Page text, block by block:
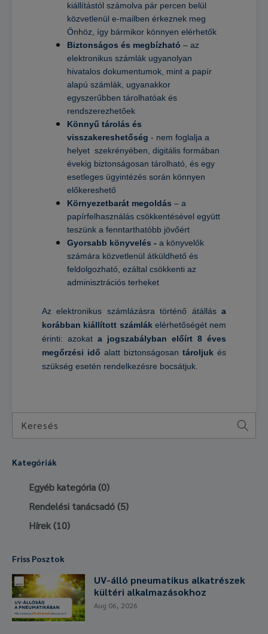
kiállítástól számolva pár percen belül
közvetlenül e-mailben érkeznek meg
Önhöz, így bármikor könnyen elérhetők
Biztonságos és megbízható – az
elektronikus számlák ugyanolyan
hivatalos dokumentumok, mint a papír
alapú számlák, ugyanakkor
egyszerűbben tárolhatóak és
rendszerezhetőek
Könnyű tárolás és
visszakereshetőség - nem foglalja a
helyet szekrényében, digitális formában
évekig biztonságosan tárolható, és egy
esetleges ügyintézés során könnyen
előkereshető
Környezetbarát megoldás – a
papírfelhasználás csökkentésével együtt
teszünk a fenntarthatóbb jövőért
Gyorsabb könyvelés - a könyvelők
számára közvetlenül átküldhető és
feldolgozható, ezáltal csökkenti az
adminisztrációs terheket
Az elektronikus számlázásra történő átállás a
korábban kiállított számlákelérhetőségét nem
érinti: azokat a jogszabályban előírt 8 éves
megőrzési idő alatt biztonságosan tároljuk és
szükség esetén rendelkezésre bocsátjuk.
Keresés
Kategóriák
Egyéb kategória (0)
Rendelési tanácsadó (5)
Hírek (10)
Friss Posztok
UV-álló pneumatikus alkatrészek
kültéri alkalmazásokhoz
Aug 06, 2026